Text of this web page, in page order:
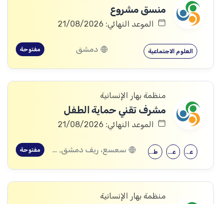
منسق مشروع
الموعد النهائي: 21/08/2026
العلوم الاجتماعية دمشق مفتوحة
منظمة بهار الإنسانية
مشرف تقني حماية الطفل
الموعد النهائي: 21/08/2026
طب الأطفال علم اجتماع علم النفس سعسع، ريف دمشق, قدسيا، ريف دمشق, قطنا، ريف دمشق, مضايا، ريف دمشق, الديماس، ريف دمشق, سرغايا، ريف دمشق, بيت جن، ريف دمشق, عين الفيجة، ريف دمشق مفتوحة
منظمة بهار الإنسانية